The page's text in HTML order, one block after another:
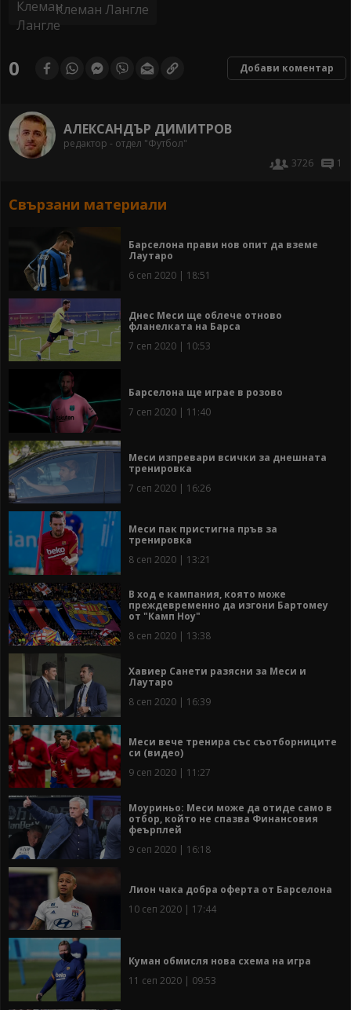
Клеман Лангле
0 Добави коментар
АЛЕКСАНДЪР ДИМИТРОВ
редактор - отдел "Футбол"
3726
1
Свързани материали
Барселона прави нов опит да вземе
Лаутаро
6 сеп 2020 | 18:51
Днес Меси ще облече отново
фланелката на Барса
7 сеп 2020 | 10:53
Барселона ще играе в розово
7 сеп 2020 | 11:40
Меси изпревари всички за днешната
тренировка
7 сеп 2020 | 16:26
Меси пак пристигна пръв за
тренировка
8 сеп 2020 | 13:21
В ход е кампания, която може
преждевременно да изгони Бартомеу
от "Камп Ноу"
8 сеп 2020 | 13:38
Хавиер Санети разясни за Меси и
Лаутаро
8 сеп 2020 | 16:39
Меси вече тренира със съотборниците
си (видео)
9 сеп 2020 | 11:27
Моуриньо: Меси може да отиде само в
отбор, който не спазва Финансовия
феърплей
9 сеп 2020 | 16:18
Лион чака добра оферта от Барселона
10 сеп 2020 | 17:44
Куман обмисля нова схема на игра
11 сеп 2020 | 09:53